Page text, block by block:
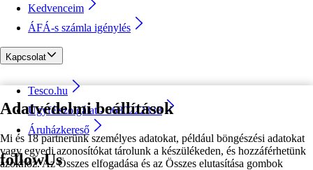
Adatvédelmi beállítások
Mi és 18 partnerünk személyes adatokat, például böngészési adatokat
vagy egyedi azonosítókat tárolunk a készülékeden, és hozzáférhetünk
azokhoz. Az Összes elfogadása és az Összes elutasítása gombok
Kedvenceim
ÁFÁ-s számla igénylés
Kapcsolat
Tesco.hu
Ügyfélszolgálat - 0680222333
Áruházkereső
followUs